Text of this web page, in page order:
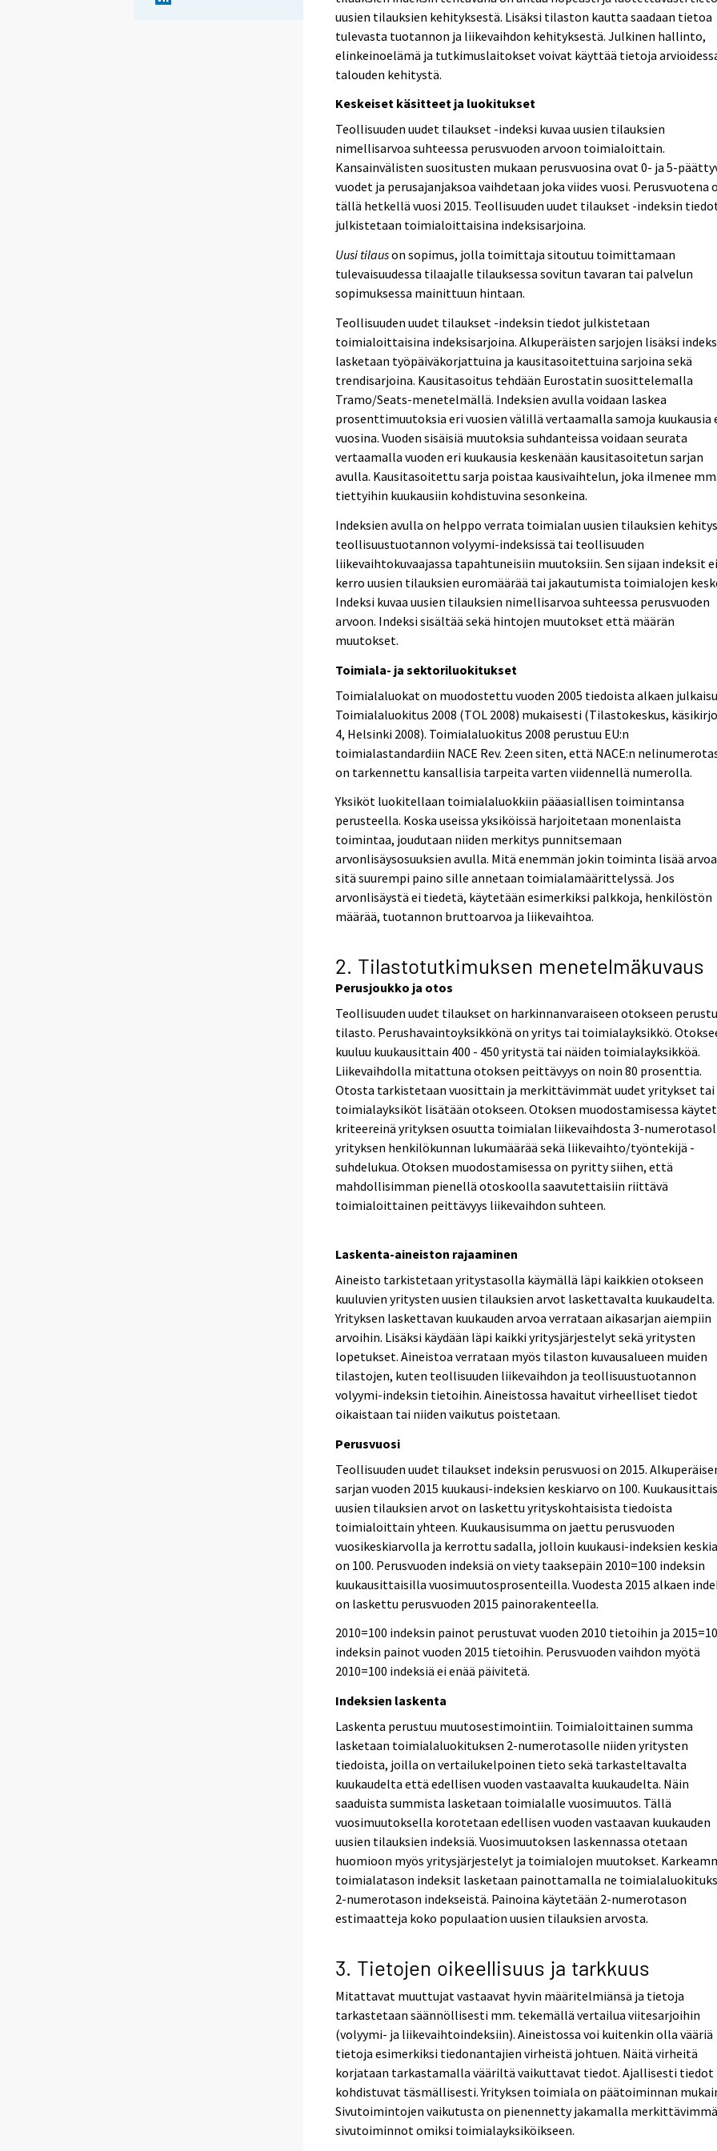
uusien tilauksien kehityksestä. Lisäksi tilaston kautta saadaan tietoa
tulevasta tuotannon ja liikevaihdon kehityksestä. Julkinen hallinto,
elinkeinoelämä ja tutkimuslaitokset voivat käyttää tietoja
talouden kehitystä.
Keskeiset käsitteet ja luokitukset
Teollisuuden uudet tilaukset -indeksi kuvaa uusien tilauksien
nimellisarvoa suhteessa perusvuoden arvoon toimialoittain.
Kansainvälisten suositusten mukaan perusvuosina ovat 0- ja 5-
vuodet ja perusajanjaksoa vaihdetaan joka viides vuosi. Perusvuotena
tällä hetkellä vuosi 2015. Teollisuuden uudet tilaukset -indeksin
julkistetaan toimialoittaisina indeksisarjoina.
Uusi tilauson sopimus, jolla toimittaja sitoutuu toimittamaan
tulevaisuudessa tilaajalle tilauksessa sovitun tavaran tai palvelun
sopimuksessa mainittuun hintaan.
Teollisuuden uudet tilaukset -indeksin tiedot julkistetaan
toimialoittaisina indeksisarjoina. Alkuperäisten sarjojen lisäksi
lasketaan työpäiväkorjattuina ja kausitasoitettuina sarjoina sekä
trendisarjoina. Kausitasoitus tehdään Eurostatin suosittelemalla
Tramo/Seats-menetelmällä. Indeksien avulla voidaan laskea
prosenttimuutoksia eri vuosien välillä vertaamalla samoja kuukausia
vuosina. Vuoden sisäisiä muutoksia suhdanteissa voidaan seurata
vertaamalla vuoden eri kuukausia keskenään kausitasoitetun sarjan
avulla. Kausitasoitettu sarja poistaa kausivaihtelun, joka ilmenee mm.
tiettyihin kuukausiin kohdistuvina sesonkeina.
Indeksien avulla on helppo verrata toimialan uusien tilauksien
teollisuustuotannon volyymi-indeksissä tai teollisuuden
liikevaihtokuvaajassa tapahtuneisiin muutoksiin. Sen sijaan indeksit
kerro uusien tilauksien euromäärää tai jakautumista toimialojen
Indeksi kuvaa uusien tilauksien nimellisarvoa suhteessa perusvuoden
arvoon. Indeksi sisältää sekä hintojen muutokset että määrän
muutokset.
Toimiala- ja sektoriluokitukset
Toimialaluokat on muodostettu vuoden 2005 tiedoista alkaen
Toimialaluokitus 2008 (TOL 2008) mukaisesti (Tilastokeskus,
4, Helsinki 2008). Toimialaluokitus 2008 perustuu EU:n
toimialastandardiin NACE Rev. 2:een siten, että NACE:n
on tarkennettu kansallisia tarpeita varten viidennellä numerolla.
Yksiköt luokitellaan toimialaluokkiin pääasiallisen toimintansa
perusteella. Koska useissa yksiköissä harjoitetaan monenlaista
toimintaa, joudutaan niiden merkitys punnitsemaan
arvonlisäysosuuksien avulla. Mitä enemmän jokin toiminta lisää
sitä suurempi paino sille annetaan toimialamäärittelyssä. Jos
arvonlisäystä ei tiedetä, käytetään esimerkiksi palkkoja, henkilöstön
määrää, tuotannon bruttoarvoa ja liikevaihtoa.
2. Tilastotutkimuksen menetelmäkuvaus
Perusjoukko ja otos
Teollisuuden uudet tilaukset on harkinnanvaraiseen otokseen
tilasto. Perushavaintoyksikkönä on yritys tai toimialayksikkö.
kuuluu kuukausittain 400 - 450 yritystä tai näiden toimialayksikköä.
Liikevaihdolla mitattuna otoksen peittävyys on noin 80 prosenttia.
Otosta tarkistetaan vuosittain ja merkittävimmät uudet yritykset tai
toimialayksiköt lisätään otokseen. Otoksen muodostamisessa
kriteereinä yrityksen osuutta toimialan liikevaihdosta 3-
yrityksen henkilökunnan lukumäärää sekä liikevaihto/työntekijä -
suhdelukua. Otoksen muodostamisessa on pyritty siihen, että
mahdollisimman pienellä otoskoolla saavutettaisiin riittävä
toimialoittainen peittävyys liikevaihdon suhteen.
Laskenta-aineiston rajaaminen
Aineisto tarkistetaan yritystasolla käymällä läpi kaikkien otokseen
kuuluvien yritysten uusien tilauksien arvot laskettavalta kuukaudelta.
Yrityksen laskettavan kuukauden arvoa verrataan aikasarjan aiempiin
arvoihin. Lisäksi käydään läpi kaikki yritysjärjestelyt sekä yritysten
lopetukset. Aineistoa verrataan myös tilaston kuvausalueen muiden
tilastojen, kuten teollisuuden liikevaihdon ja teollisuustuotannon
volyymi-indeksin tietoihin. Aineistossa havaitut virheelliset tiedot
oikaistaan tai niiden vaikutus poistetaan.
Perusvuosi
Teollisuuden uudet tilaukset indeksin perusvuosi on 2015.
sarjan vuoden 2015 kuukausi-indeksien keskiarvo on 100.
uusien tilauksien arvot on laskettu yrityskohtaisista tiedoista
toimialoittain yhteen. Kuukausisumma on jaettu perusvuoden
vuosikeskiarvolla ja kerrottu sadalla, jolloin kuukausi-indeksien
on 100. Perusvuoden indeksiä on viety taaksepäin 2010=100 indeksin
kuukausittaisilla vuosimuutosprosenteilla. Vuodesta 2015 alkaen
on laskettu perusvuoden 2015 painorakenteella.
2010=100 indeksin painot perustuvat vuoden 2010 tietoihin ja
indeksin painot vuoden 2015 tietoihin. Perusvuoden vaihdon myötä
2010=100 indeksiä ei enää päivitetä.
Indeksien laskenta
Laskenta perustuu muutosestimointiin. Toimialoittainen summa
lasketaan toimialaluokituksen 2-numerotasolle niiden yritysten
tiedoista, joilla on vertailukelpoinen tieto sekä tarkasteltavalta
kuukaudelta että edellisen vuoden vastaavalta kuukaudelta. Näin
saaduista summista lasketaan toimialalle vuosimuutos. Tällä
vuosimuutoksella korotetaan edellisen vuoden vastaavan kuukauden
uusien tilauksien indeksiä. Vuosimuutoksen laskennassa otetaan
huomioon myös yritysjärjestelyt ja toimialojen muutokset.
toimialatason indeksit lasketaan painottamalla ne
2-numerotason indekseistä. Painoina käytetään 2-numerotason
estimaatteja koko populaation uusien tilauksien arvosta.
3. Tietojen oikeellisuus ja tarkkuus
Mitattavat muuttujat vastaavat hyvin määritelmiänsä ja tietoja
tarkastetaan säännöllisesti mm. tekemällä vertailua viitesarjoihin
(volyymi- ja liikevaihtoindeksiin). Aineistossa voi kuitenkin olla vääriä
tietoja esimerkiksi tiedonantajien virheistä johtuen. Näitä virheitä
korjataan tarkastamalla vääriltä vaikuttavat tiedot. Ajallisesti tiedot
kohdistuvat täsmällisesti. Yrityksen toimiala on päätoiminnan
Sivutoimintojen vaikutusta on pienennetty jakamalla
sivutoiminnot omiksi toimialayksiköikseen.